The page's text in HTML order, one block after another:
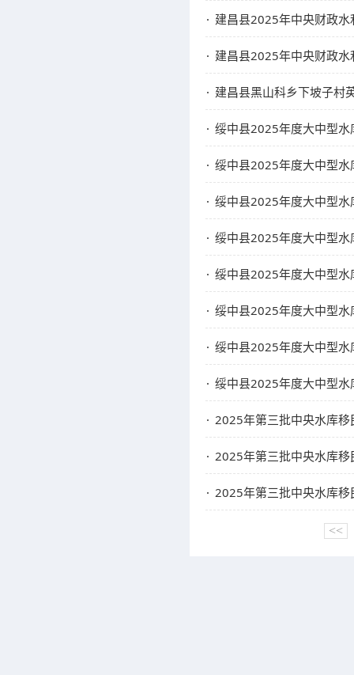
建昌县2025年中央财政水利
建昌县2025年中央财政水利
建昌县黑山科乡下坡子村
绥中县2025年度大中型
绥中县2025年度大中型
绥中县2025年度大中型
绥中县2025年度大中型
绥中县2025年度大中型
绥中县2025年度大中型
绥中县2025年度大中型
绥中县2025年度大中型
2025年第三批中央水库
2025年第三批中央水库移民后
2025年第三批中央水库移
<<